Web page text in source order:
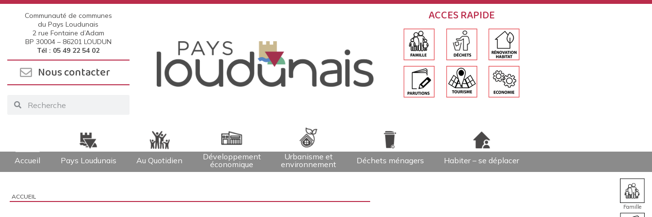
Communauté de communes
du Pays Loudunais
2 rue Fontaine d’Adam
BP 30004 – 86201 LOUDUN
Tél : 05 49 22 54 02
Nous contacter
ACCES RAPIDE
Accueil Pays Loudunais Au Quotidien
Développement
économique
Urbanisme et
environnement
Déchets ménagers Habiter – se déplacer
Famille
Vous êtes ici :
ACCUEIL